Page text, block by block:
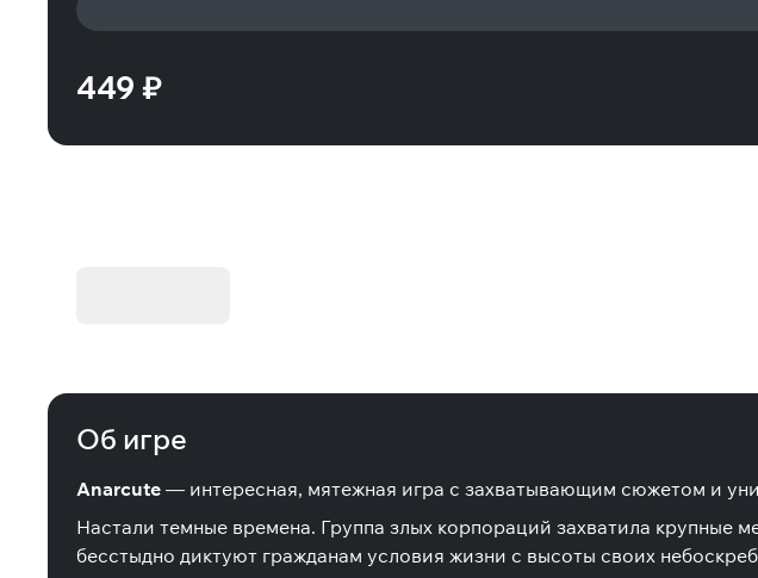
449 ₽
Об игре
Anarcute — интересная, мятежная игра с захватывающим сюжетом и
Настали темные времена. Группа злых корпораций захватила
бесстыдно диктуют гражданам условия жизни с высоты своих